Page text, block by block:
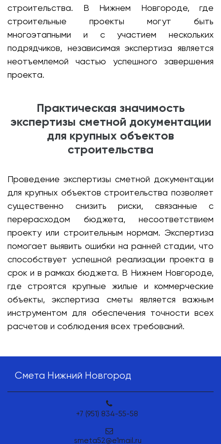
строительства. В Нижнем Новгороде, где
строительные проекты могут быть
многоэтапными и с участием нескольких
подрядчиков, независимая экспертиза является
неотъемлемой частью успешного завершения
проекта.
Практическая значимость
экспертизы сметной документации
для крупных объектов
строительства
Проведение экспертизы сметной документации
для крупных объектов строительства позволяет
существенно снизить риски, связанные с
перерасходом бюджета, несоответствием
проекту или строительным нормам. Экспертиза
помогает выявить ошибки на ранней стадии, что
способствует успешной реализации проекта в
срок и в рамках бюджета. В Нижнем Новгороде,
где строятся крупные жилые и коммерческие
объекты, экспертиза сметы является важным
инструментом для обеспечения точности всех
расчетов и соблюдения всех требований.
Смета Нижний Новгород
+7 (951) 834-55-58
smeta52@e1mail.ru